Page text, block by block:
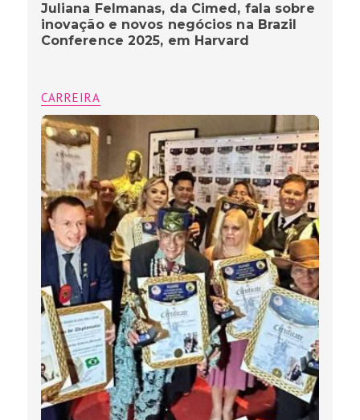
Juliana Felmanas, da Cimed, fala sobre
inovação e novos negócios na Brazil
Conference 2025, em Harvard
CARREIRA